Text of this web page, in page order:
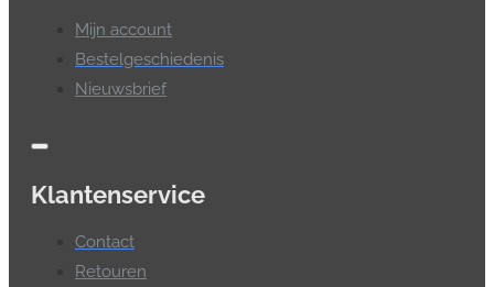
Mijn account
Bestelgeschiedenis
Nieuwsbrief
Klantenservice
Contact
Retouren